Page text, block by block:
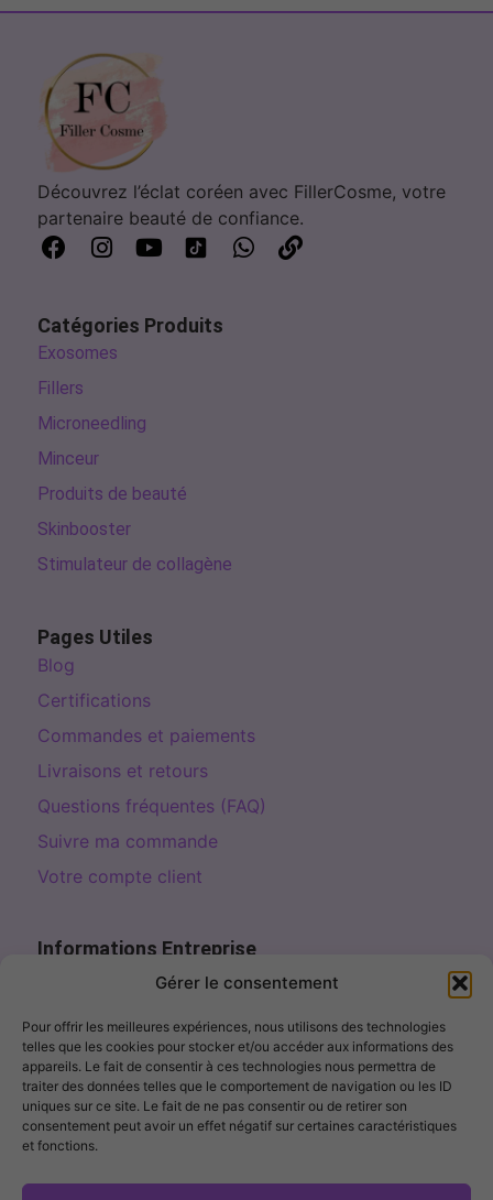
Gérer le consentement
Pour offrir les meilleures expériences, nous utilisons des technologies
telles que les cookies pour stocker et/ou accéder aux informations des
appareils. Le fait de consentir à ces technologies nous permettra de
traiter des données telles que le comportement de navigation ou les ID
uniques sur ce site. Le fait de ne pas consentir ou de retirer son
consentement peut avoir un effet négatif sur certaines caractéristiques
et fonctions.
Découvrez l’éclat coréen avec FillerCosme, votre
partenaire beauté de confiance.
Catégories Produits
Exosomes
Fillers
Microneedling
Minceur
Produits de beauté
Skinbooster
Stimulateur de collagène
Pages Utiles
Blog
Certifications
Commandes et paiements
Livraisons et retours
Questions fréquentes (FAQ)
Suivre ma commande
Votre compte client
Informations Entreprise
Page de contact
10% OFF – Sign up!
I agree to receive marketing emails. I can unsubscribe at any